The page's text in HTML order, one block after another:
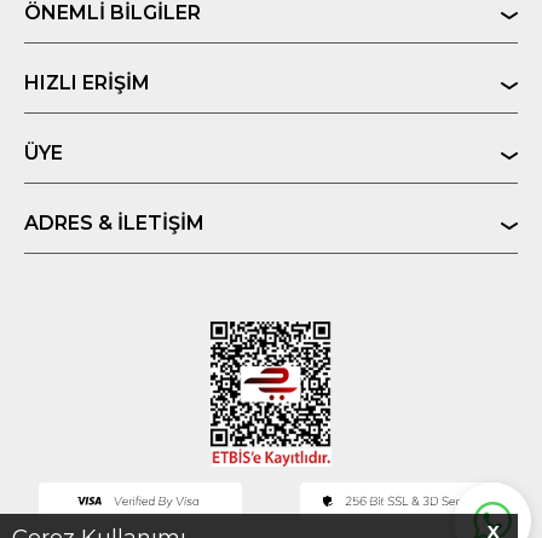
X
ÖNEMLI BILGILER
HIZLI ERIŞIM
ÜYE
ADRES & İLETIŞIM